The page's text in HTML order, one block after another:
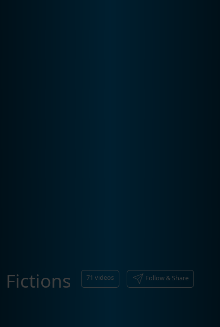
Fictions 71 videos Follow & Share